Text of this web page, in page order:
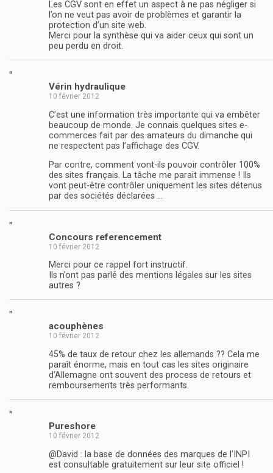
Les CGV sont en effet un aspect à ne pas négliger si
l’on ne veut pas avoir de problèmes et garantir la
protection d’un site web.
Merci pour la synthèse qui va aider ceux qui sont un
peu perdu en droit.
"
Vérin hydraulique
10 février 2012
C’est une information très importante qui va embêter
beaucoup de monde. Je connais quelques sites e-
commerces fait par des amateurs du dimanche qui
ne respectent pas l’affichage des CGV.
Par contre, comment vont-ils pouvoir contrôler 100%
des sites français. La tâche me parait immense ! Ils
vont peut-être contrôler uniquement les sites détenus
par des sociétés déclarées …
"
Concours referencement
10 février 2012
Merci pour ce rappel fort instructif.
Ils n’ont pas parlé des mentions légales sur les sites
autres ?
"
acouphènes
10 février 2012
45% de taux de retour chez les allemands ?? Cela me
paraît énorme, mais en tout cas les sites originaire
d’Allemagne ont souvent des process de retours et
remboursements très performants.
"
Pureshore
10 février 2012
@David : la base de données des marques de l’INPI
est consultable gratuitement sur leur site officiel !